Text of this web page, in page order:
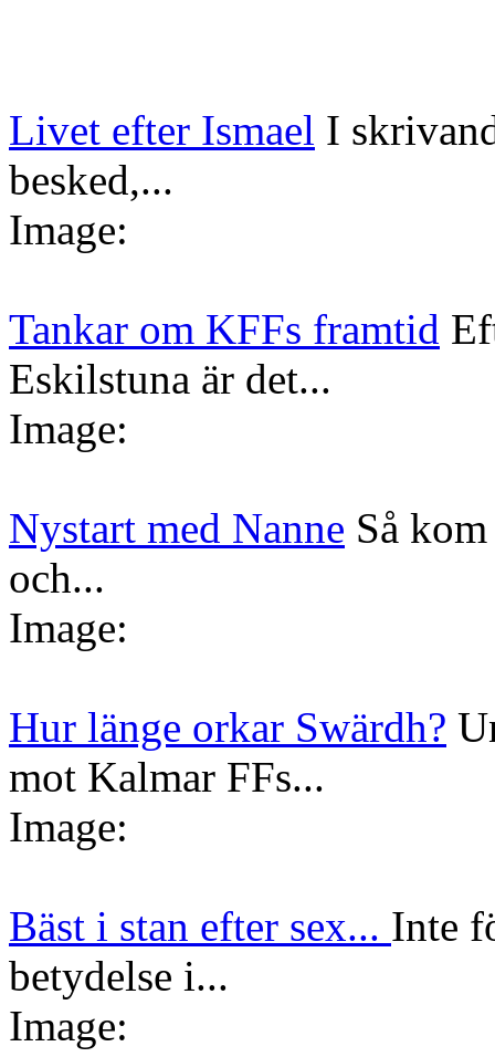
Livet efter Ismael I
besked,...
Image:
Tankar om KFFs framtid
Eskilstuna är det...
Image:
Nystart med Nanne Så
och...
Image:
Hur länge orkar Swärdh?
mot Kalmar FFs...
Image:
Bäst i stan efter sex... Inte
betydelse i...
Image: